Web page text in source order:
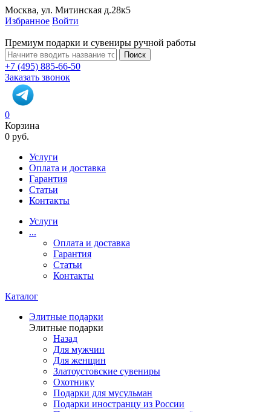
Москва, ул. Митинская д.28к5
Избранное Войти
Премиум подарки и сувениры ручной работы
Поиск
+7 (495) 885-66-50
Заказать звонок
0
Корзина
0 руб.
Услуги
Оплата и доставка
Гарантия
Статьи
Контакты
Услуги
...
Оплата и доставка
Гарантия
Статьи
Контакты
Каталог
Элитные подарки
Элитные подарки
Назад
Для мужчин
Для женщин
Златоустовские сувениры
Охотнику
Подарки для мусульман
Подарки иностранцу из России